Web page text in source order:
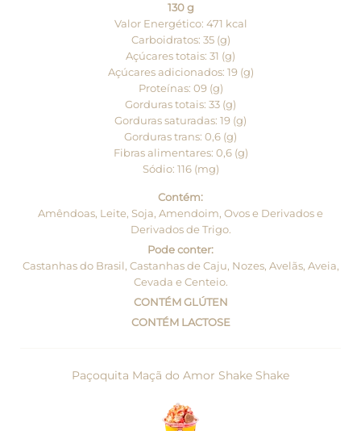
130 g
Valor Energético: 471 kcal
Carboidratos: 35 (g)
Açúcares totais: 31 (g)
Açúcares adicionados: 19 (g)
Proteínas: 09 (g)
Gorduras totais: 33 (g)
Gorduras saturadas: 19 (g)
Gorduras trans: 0,6 (g)
Fibras alimentares: 0,6 (g)
Sódio: 116 (mg)
Contém:
Amêndoas, Leite, Soja, Amendoim, Ovos e Derivados e
Derivados de Trigo.
Pode conter:
Castanhas do Brasil, Castanhas de Caju, Nozes, Avelãs, Aveia,
Cevada e Centeio.
CONTÉM GLÚTEN
CONTÉM LACTOSE
Paçoquita Maçã do Amor Shake Shake